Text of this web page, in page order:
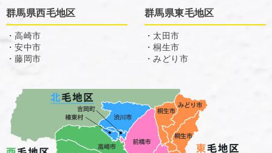
群馬県西毛地区
・高崎市
・安中市
・藤岡市
群馬県東毛地区
・太田市
・桐生市
・みどり市